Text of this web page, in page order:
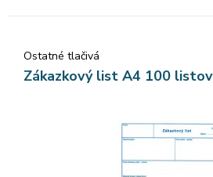
Ostatné tlačivá
Zákazkový list A4 100 listov